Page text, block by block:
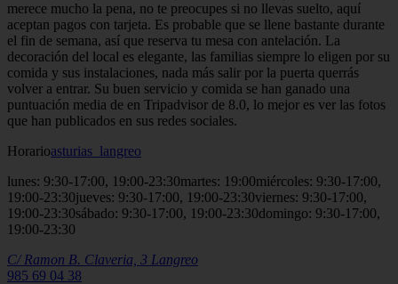
merece mucho la pena, no te preocupes si no llevas suelto, aquí
aceptan pagos con tarjeta. Es probable que se llene bastante durante
el fin de semana, así que reserva tu mesa con antelación. La
decoración del local es elegante, las familias siempre lo eligen por su
comida y sus instalaciones, nada más salir por la puerta querrás
volver a entrar. Su buen servicio y comida se han ganado una
puntuación media de en Tripadvisor de 8.0, lo mejor es ver las fotos
que han publicados en sus redes sociales.
Horarioasturias_langreo
lunes: 9:30-17:00, 19:00-23:30martes: 19:00miércoles: 9:30-17:00,
19:00-23:30jueves: 9:30-17:00, 19:00-23:30viernes: 9:30-17:00,
19:00-23:30sábado: 9:30-17:00, 19:00-23:30domingo: 9:30-17:00,
19:00-23:30
C/ Ramon B. Claveria, 3 Langreo
985 69 04 38